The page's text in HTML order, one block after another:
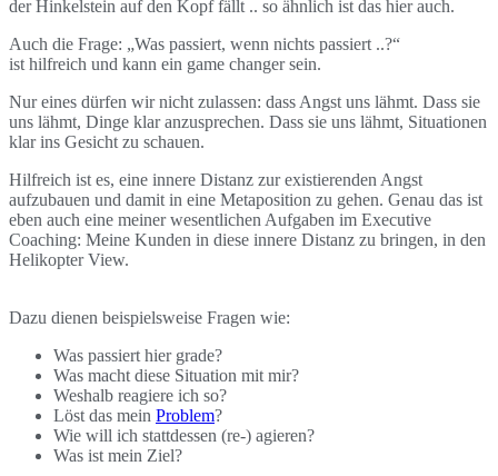
der Hinkelstein auf den Kopf fällt .. so ähnlich ist das hier auch.
Auch die Frage: „Was passiert, wenn nichts passiert ..?“
ist hilfreich und kann ein game changer sein.
Nur eines dürfen wir nicht zulassen: dass Angst uns lähmt. Dass sie
uns lähmt, Dinge klar anzusprechen. Dass sie uns lähmt, Situationen
klar ins Gesicht zu schauen.
Hilfreich ist es, eine innere Distanz zur existierenden Angst
aufzubauen und damit in eine Metaposition zu gehen. Genau das ist
eben auch eine meiner wesentlichen Aufgaben im Executive
Coaching: Meine Kunden in diese innere Distanz zu bringen, in den
Helikopter View.
Dazu dienen beispielsweise Fragen wie:
Was passiert hier grade?
Was macht diese Situation mit mir?
Weshalb reagiere ich so?
Löst das mein Problem?
Wie will ich stattdessen (re-) agieren?
Was ist mein Ziel?